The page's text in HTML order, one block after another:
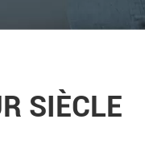
SIÈCLE